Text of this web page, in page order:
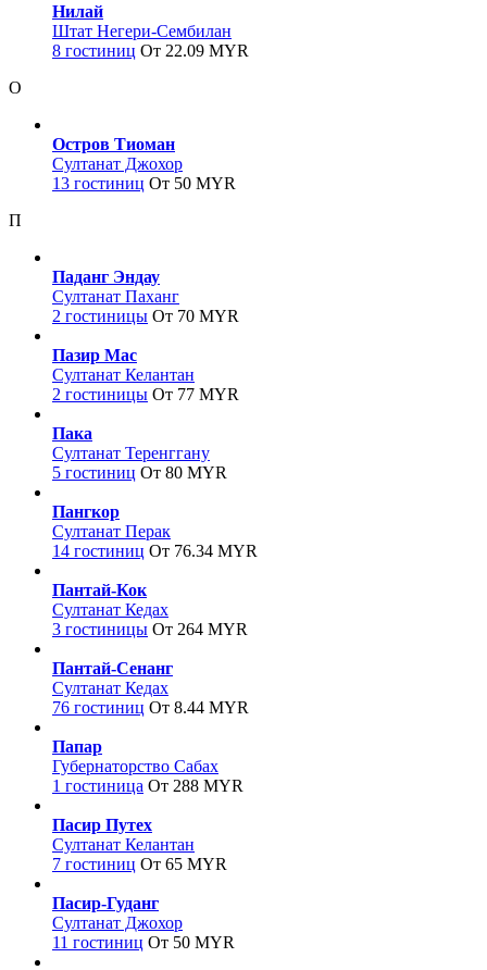
Нилай
Штат Негери-Сембилан
8 гостиниц От 22.09 MYR
О
Остров Тиоман
Султанат Джохор
13 гостиниц От 50 MYR
П
Паданг Эндау
Султанат Паханг
2 гостиницы От 70 MYR
Пазир Мас
Султанат Келантан
2 гостиницы От 77 MYR
Пака
Султанат Теренггану
5 гостиниц От 80 MYR
Пангкор
Султанат Перак
14 гостиниц От 76.34 MYR
Пантай-Кок
Султанат Кедах
3 гостиницы От 264 MYR
Пантай-Сенанг
Султанат Кедах
76 гостиниц От 8.44 MYR
Папар
Губернаторство Сабах
1 гостиница От 288 MYR
Пасир Путех
Султанат Келантан
7 гостиниц От 65 MYR
Пасир-Гуданг
Султанат Джохор
11 гостиниц От 50 MYR